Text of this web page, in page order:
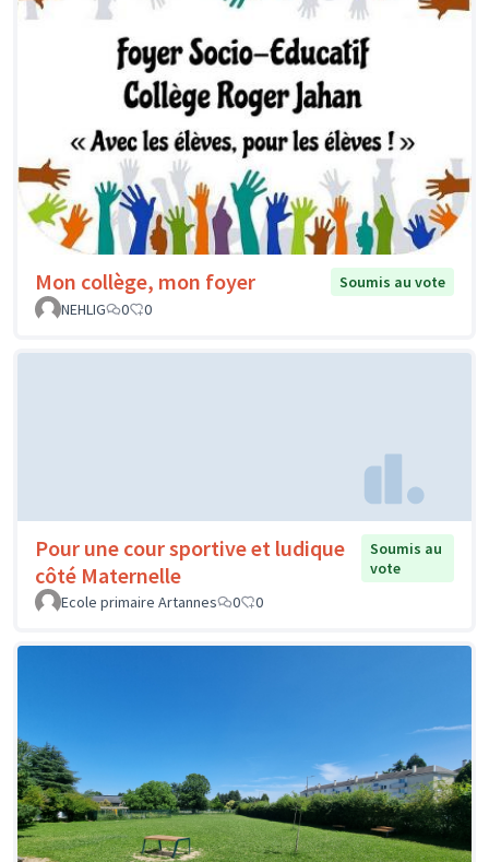
Mon collège, mon foyer
Soumis au vote
NEHLIG
0 0
Pour une cour sportive et ludique
côté Maternelle
Soumis au
vote
Ecole primaire Artannes
0 0